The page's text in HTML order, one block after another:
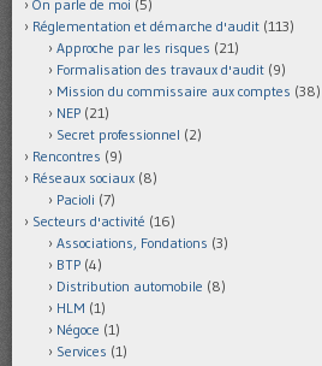
On parle de moi (5)
Réglementation et démarche d'audit (113)
Approche par les risques (21)
Formalisation des travaux d'audit (9)
Mission du commissaire aux comptes (38)
NEP (21)
Secret professionnel (2)
Rencontres (9)
Réseaux sociaux (8)
Pacioli (7)
Secteurs d'activité (16)
Associations, Fondations (3)
BTP (4)
Distribution automobile (8)
HLM (1)
Négoce (1)
Services (1)